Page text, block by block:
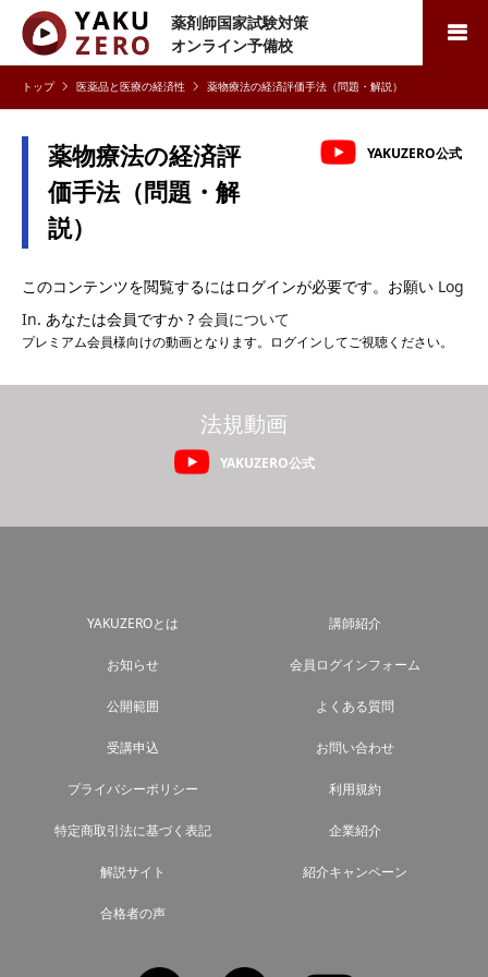
薬剤師国家試験対策
オンライン予備校
検索
医薬品と医療の経済性 薬物療法の経済評価手法（問題・解説）
薬物療法の経済評
価手法（問題・解
説）
YAKUZERO公式
このコンテンツを閲覧するにはログインが必要です。お願い Log
In. あなたは会員ですか ? 会員について
プレミアム会員様向けの動画となります。ログインしてご視聴ください。
YAKUZERO公式
法規動画
YAKUZEROとは 講師紹介
お知らせ 会員ログインフォーム
公開範囲 よくある質問
受講申込 お問い合わせ
プライバシーポリシー 利用規約
特定商取引法に基づく表記 企業紹介
解説サイト 紹介キャンペーン
合格者の声